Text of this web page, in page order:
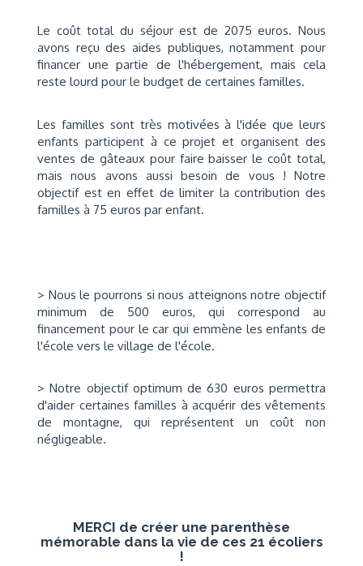
Le coût total du séjour est de 2075 euros. Nous
avons reçu des aides publiques, notamment pour
financer une partie de l'hébergement, mais cela
reste lourd pour le budget de certaines familles.
Les familles sont très motivées à l'idée que leurs
enfants participent à ce projet et organisent des
ventes de gâteaux pour faire baisser le coût total,
mais nous avons aussi besoin de vous ! Notre
objectif est en effet de limiter la contribution des
familles à 75 euros par enfant.
> Nous le pourrons si nous atteignons notre objectif
minimum de 500 euros, qui correspond au
financement pour le car qui emmène les enfants de
l'école vers le village de l'école.
> Notre objectif optimum de 630 euros permettra
d'aider certaines familles à acquérir des vêtements
de montagne, qui représentent un coût non
négligeable.
MERCI de créer une parenthèse
mémorable dans la vie de ces 21 écoliers
!